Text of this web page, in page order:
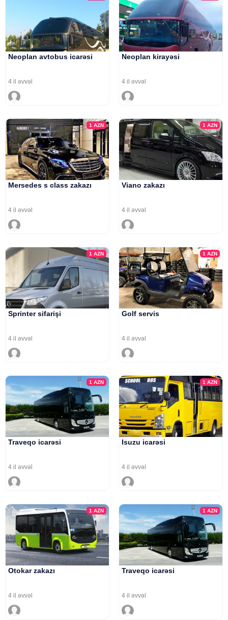
Neoplan avtobus icarəsi
4 il əvvəl
Neoplan kirayəsi
4 il əvvəl
1AZN
Mersedes s class zakazı
4 il əvvəl
1 AZN
Viano zakazı
4 il əvvəl
1AZN
Sprinter sifarişi
4 il əvvəl
1 AZN
Golf servis
4 il əvvəl
1AZN
Traveqo icarəsi
4 il əvvəl
1 AZN
Isuzu icarəsi
4 il əvvəl
1AZN
Otokar zakazı
4 il əvvəl
1 AZN
Traveqo icarəsi
4 il əvvəl